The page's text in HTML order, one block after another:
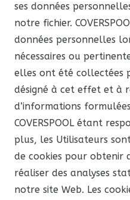
ses données
notre fichier.
données personnelles
nécessaires ou
elles ont été collectées
désigné à cet effet et à
d’informations
COVERSPOOL étant
plus, les Utilisateurs
de cookies pour obtenir
réaliser des analyses
notre site Web. Les